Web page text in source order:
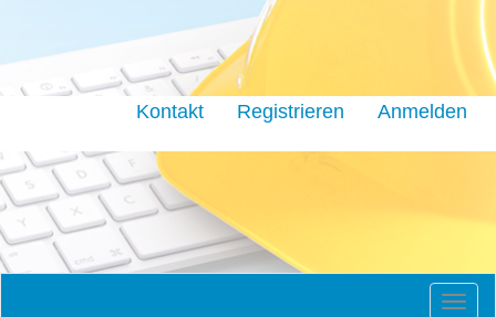
Kontakt Registrieren Anmelden